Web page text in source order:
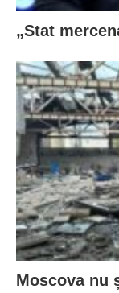
„Stat
Moscova nu